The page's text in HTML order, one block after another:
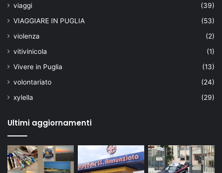
viaggi
(39)
VIAGGIARE IN PUGLIA
(53)
violenza
(2)
vitivinicola
(1)
Vivere in Puglia
(13)
volontariato
(24)
xylella
(29)
Ultimi aggiornamenti